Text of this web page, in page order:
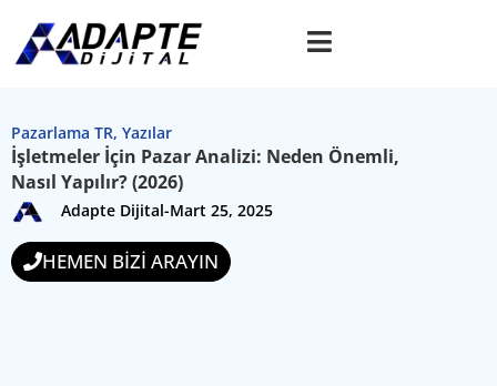
Pazarlama TR, Yazılar
İşletmeler İçin Pazar Analizi: Neden Önemli,
Nasıl Yapılır? (2026)
Adapte Dijital-Mart 25, 2025
HEMEN BİZİ ARAYIN